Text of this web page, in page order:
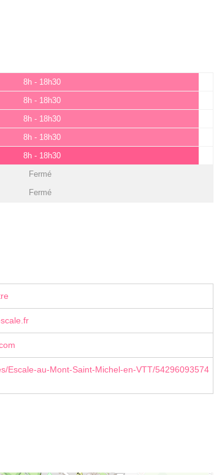
8h - 18h30
8h - 18h30
8h - 18h30
8h - 18h30
8h - 18h30
Fermé
Fermé
Escale-au-Mont-Saint-Michel-en-VTT/54296093574